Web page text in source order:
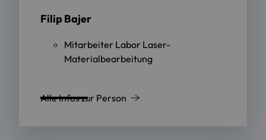
Filip Bajer
Mitarbeiter Labor Laser-
Materialbearbeitung
Alle Infos zur Person